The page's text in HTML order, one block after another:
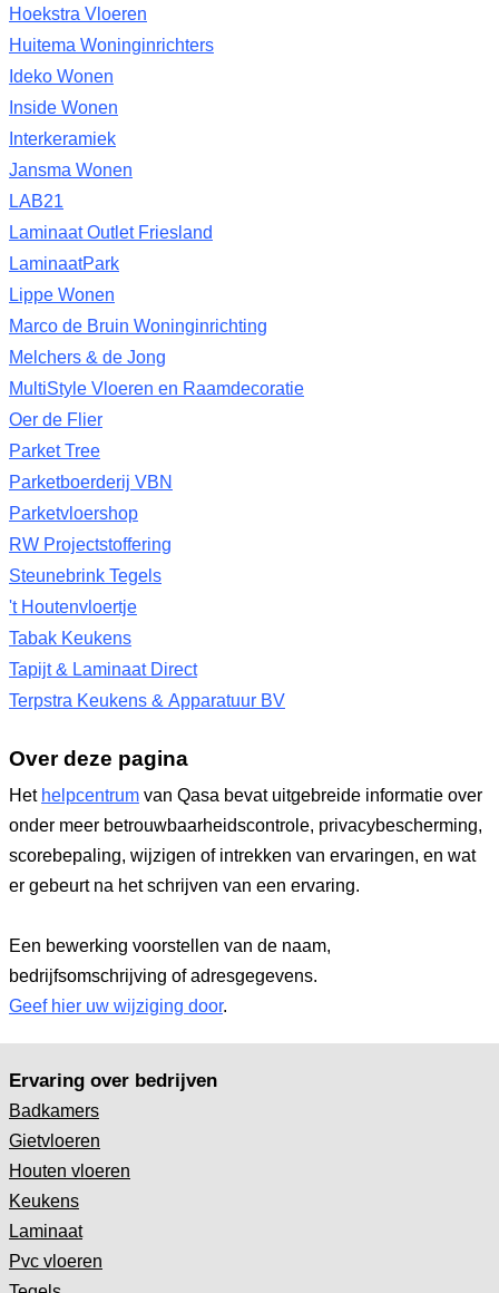
Hoekstra Vloeren
Huitema Woninginrichters
Ideko Wonen
Inside Wonen
Interkeramiek
Jansma Wonen
LAB21
Laminaat Outlet Friesland
LaminaatPark
Lippe Wonen
Marco de Bruin Woninginrichting
Melchers & de Jong
MultiStyle Vloeren en Raamdecoratie
Oer de Flier
Parket Tree
Parketboerderij VBN
Parketvloershop
RW Projectstoffering
Steunebrink Tegels
't Houtenvloertje
Tabak Keukens
Tapijt & Laminaat Direct
Terpstra Keukens & Apparatuur BV
Over deze pagina
Het helpcentrum van Qasa bevat uitgebreide informatie over
onder meer betrouwbaarheidscontrole, privacybescherming,
scorebepaling, wijzigen of intrekken van ervaringen, en wat
er gebeurt na het schrijven van een ervaring.
Een bewerking voorstellen van de naam,
bedrijfsomschrijving of adresgegevens.
Geef hier uw wijziging door.
Ervaring over bedrijven
Badkamers
Gietvloeren
Houten vloeren
Keukens
Laminaat
Pvc vloeren